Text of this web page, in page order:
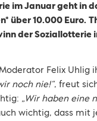
im Januar geht in
über 10.000 Euro.
der Soziallotterie
Felix Uhlig
noch nie!“, freut
„Wir haben eine
wichtig, dass mit